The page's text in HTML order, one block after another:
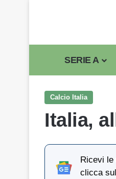
SERIE A
Calcio Italia
Italia,
Ricevi
clicca